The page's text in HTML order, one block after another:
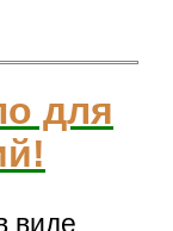
для
виде